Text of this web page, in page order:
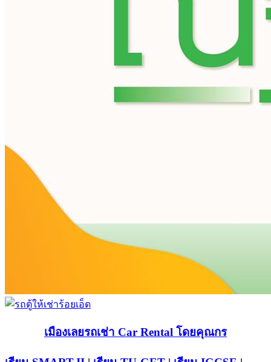
เมืองเลยรถเช่า Car Rental โดยคุณกร